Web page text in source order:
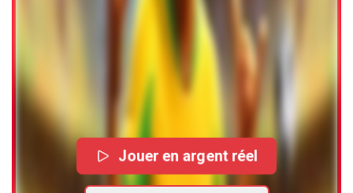
Jouer en argent réel